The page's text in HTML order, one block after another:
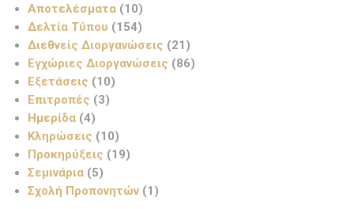
Αποτελέσματα (10)
Δελτία Τύπου (154)
Διεθνείς Διοργανώσεις (21)
Εγχώριες Διοργανώσεις (86)
Εξετάσεις (10)
Επιτροπές (3)
Ημερίδα (4)
Κληρώσεις (10)
Προκηρύξεις (19)
Σεμινάρια (5)
Σχολή Προπονητών (1)